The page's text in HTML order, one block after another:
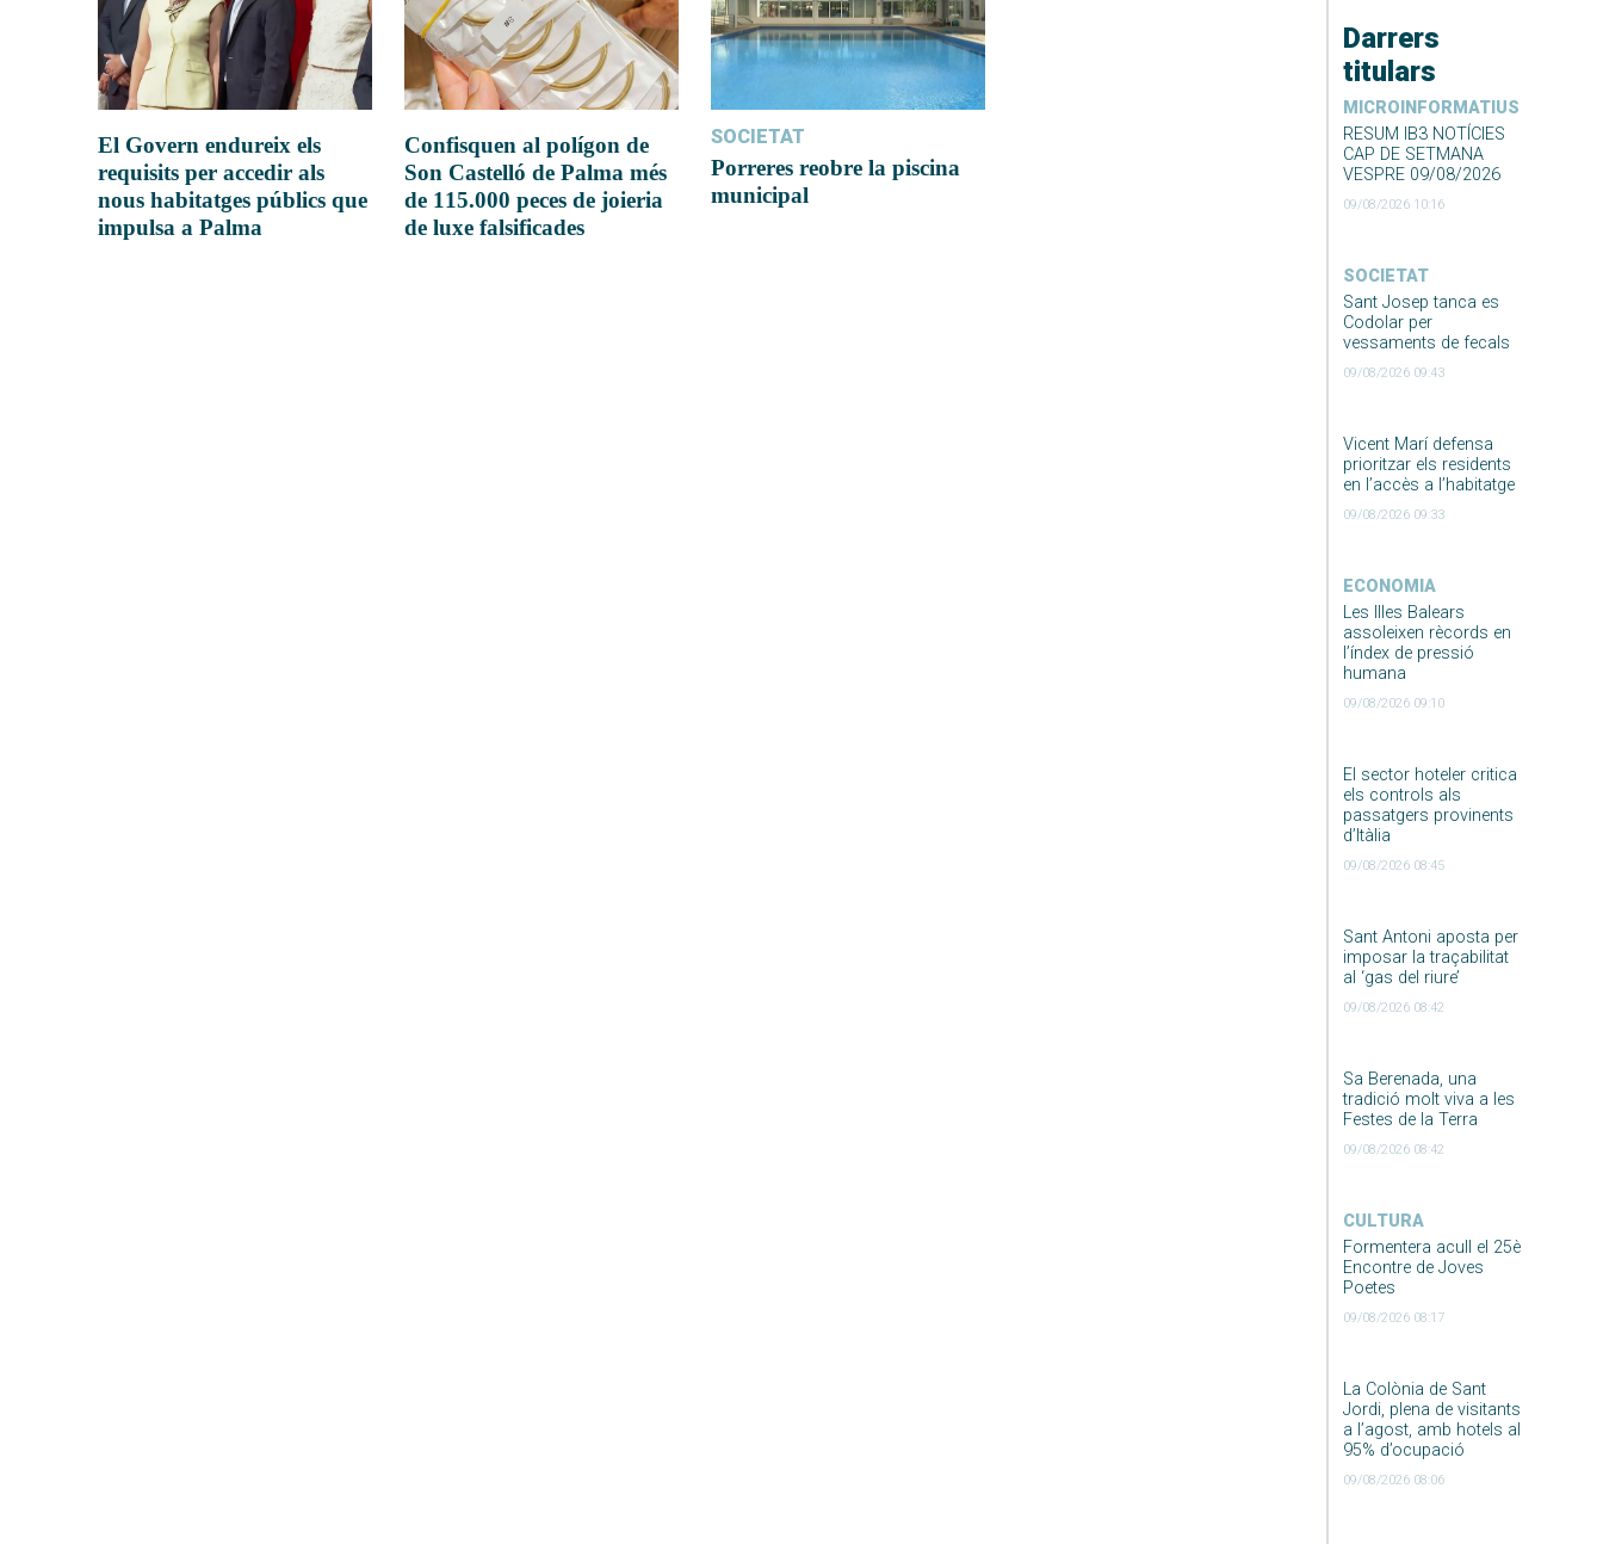
Darrers
titulars
MICROINFORMATIUS
RESUM IB3 NOTÍCIES
CAP DE SETMANA
VESPRE 09/08/2026
09/08/2026 10:16
SOCIETAT
Sant Josep tanca es
Codolar per
vessaments de fecals
09/08/2026 09:43
Vicent Marí defensa
prioritzar els residents
en l’accès a l’habitatge
09/08/2026 09:33
ECONOMIA
Les Illes Balears
assoleixen rècords en
l’índex de pressió
humana
09/08/2026 09:10
El sector hoteler critica
els controls als
passatgers provinents
d’Itàlia
09/08/2026 08:45
Sant Antoni aposta per
imposar la traçabilitat
al ‘gas del riure’
09/08/2026 08:42
Sa Berenada, una
tradició molt viva a les
Festes de la Terra
09/08/2026 08:42
CULTURA
Formentera acull el 25è
Encontre de Joves
Poetes
09/08/2026 08:17
La Colònia de Sant
Jordi, plena de visitants
a l’agost, amb hotels al
95% d’ocupació
09/08/2026 08:06
El Govern endureix els
requisits per accedir als
nous habitatges públics que
impulsa a Palma
Confisquen al polígon de
Son Castelló de Palma més
de 115.000 peces de joieria
de luxe falsificades
SOCIETAT
Porreres reobre la piscina
municipal